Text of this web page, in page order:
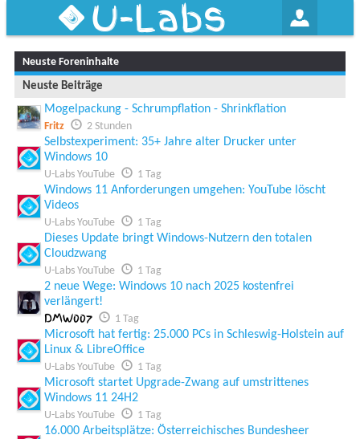
U-Labs
Neuste Foreninhalte
Neuste Beiträge
Mogelpackung - Schrumpflation - Shrinkflation
Fritz 2 Stunden
Selbstexperiment: 35+ Jahre alter Drucker unter
Windows 10
U-Labs YouTube 1 Tag
Windows 11 Anforderungen umgehen: YouTube löscht
Videos
U-Labs YouTube 1 Tag
Dieses Update bringt Windows-Nutzern den totalen
Cloudzwang
U-Labs YouTube 1 Tag
2 neue Wege: Windows 10 nach 2025 kostenfrei
verlängert!
DMW007 1 Tag
Microsoft hat fertig: 25.000 PCs in Schleswig-Holstein auf
Linux & LibreOffice
U-Labs YouTube 1 Tag
Microsoft startet Upgrade-Zwang auf umstrittenes
Windows 11 24H2
U-Labs YouTube 1 Tag
16.000 Arbeitsplätze: Österreichisches Bundesheer